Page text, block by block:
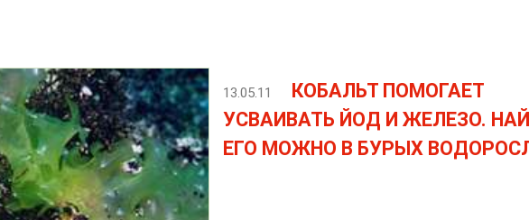
13.05.11
КОБАЛЬТ ПОМОГАЕТ
УСВАИВАТЬ ЙОД И ЖЕЛЕЗО.
ЕГО МОЖНО В БУРЫХ